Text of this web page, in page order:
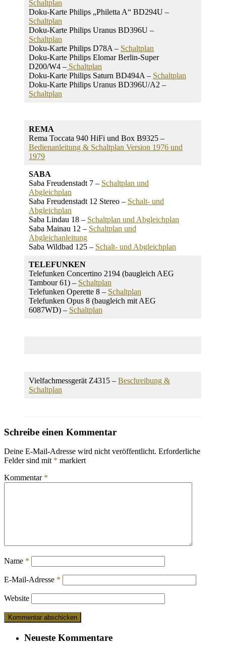
Schaltplan
Doku-Karte Philips „Philetta A“ BD294U –
Schaltplan
Doku-Karte Philips Uranus BD396U –
Schaltplan
Doku-Karte Philips D78A – Schaltplan
Doku-Karte Philips Elomar Berlin-Super
D200/W4 – Schaltplan
Doku-Karte Philips Saturn BD494A – Schaltplan
Doku-Karte Philips Uranus BD396U/A2 –
Schaltplan
REMA
Rema Toccata 940 HiFi und Box B9325 –
Bedienanleitung & Schaltplan Version 1976 und
1979
SABA
Saba Freudenstadt 7 – Schaltplan und
Abgleichplan
Saba Freudenstadt 12 Stereo – Schalt- und
Abgleichplan
Saba Lindau 18 – Schaltplan und Abgleichplan
Saba Mainau 12 – Schaltplan und
Abgleichanleitung
Saba Wildbad 125 – Schalt- und Abgleichplan
TELEFUNKEN
Telefunken Concertino 2194 (baugleich AEG
Tambour 61) – Schaltplan
Telefunken Operette 8 – Schaltplan
Telefunken Opus 8 (baugleich mit AEG
6087WD) – Schaltplan
Vielfachmessgerät Z4315 – Beschreibung &
Schaltplan
Schreibe einen Kommentar
Deine E-Mail-Adresse wird nicht veröffentlicht. Erforderliche
Felder sind mit * markiert
Kommentar *
Name *
E-Mail-Adresse *
Website
Neueste Kommentare